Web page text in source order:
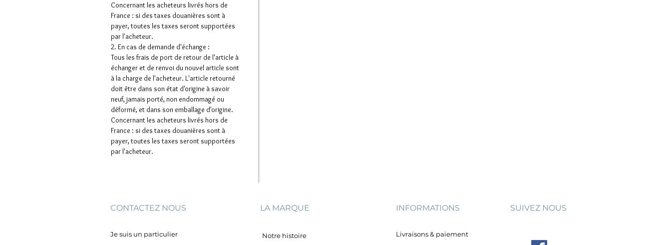
Concernant les acheteurs livrés hors de
France : si des taxes douanières sont à
payer, toutes les taxes seront supportées
par l'acheteur.
2. En cas de demande d'échange :
Tous les frais de port de retour de l'article à
échanger et de renvoi du nouvel article sont
à la charge de l'acheteur. L'article retourné
doit être dans son état d'origine à savoir
neuf, jamais porté, non endommagé ou
déformé, et dans son emballage d'origine.
Concernant les acheteurs livrés hors de
France : si des taxes douanières sont à
payer, toutes les taxes seront supportées
par l'acheteur.
CONTACTEZ NOUS
Je suis un particulier
LA MARQUE
Notre histoire
INFORMATIONS
Livraisons & paiement
SUIVEZ NOUS